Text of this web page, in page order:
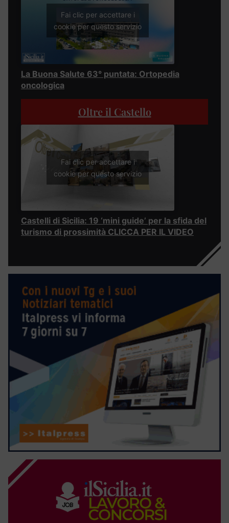
Fai clic per accettare i
cookie per questo servizio
La Buona Salute 63° puntata: Ortopedia
oncologica
Oltre il Castello
Fai clic per accettare i
cookie per questo servizio
Castelli di Sicilia: 19 ‘mini guide’ per la sfida del
turismo di prossimità CLICCA PER IL VIDEO